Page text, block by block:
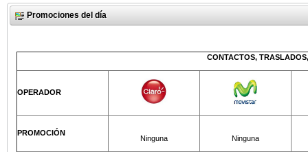
Promociones del día
CONTACTOS,
OPERADOR
PROMOCIÓN
Ninguna Ninguna